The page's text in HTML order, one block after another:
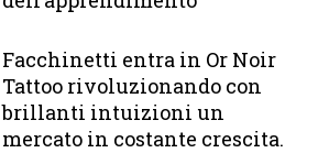
Facchinetti entra in Or Noir
Tattoo rivoluzionando con
brillanti intuizioni un
mercato in costante crescita.